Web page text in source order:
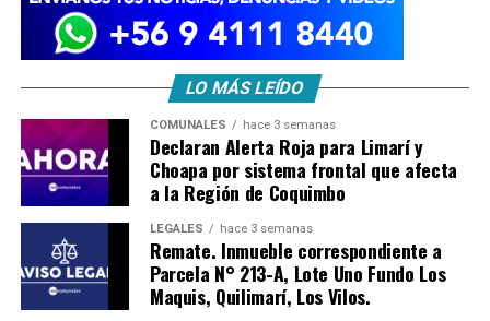
LO MÁS LEÍDO
COMUNALES hace 3 semanas
Declaran Alerta Roja para Limarí y
Choapa por sistema frontal que afecta
a la Región de Coquimbo
LEGALES hace 3 semanas
Remate. Inmueble correspondiente a
Parcela N° 213-A, Lote Uno Fundo Los
Maquis, Quilimarí, Los Vilos.